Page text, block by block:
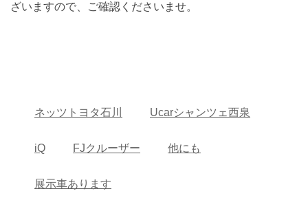
ざいますので、ご確認くださいませ。
ネッツトヨタ石川 Ucarシャンツェ西泉
iQ FJクルーザー 他にも
展示車あります